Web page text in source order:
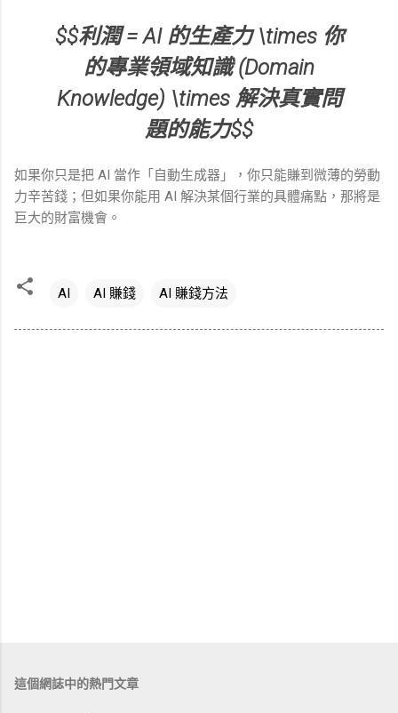
$$利潤 = AI 的生產力 \times 你
的專業領域知識 (Domain
Knowledge) \times 解決真實問
題的能力$$
如果你只是把 AI 當作「自動生成器」，你只能賺到微薄的勞動
力辛苦錢；但如果你能用 AI 解決某個行業的具體痛點，那將是
巨大的財富機會。
AI AI 賺錢 AI 賺錢方法
這個網誌中的熱門文章